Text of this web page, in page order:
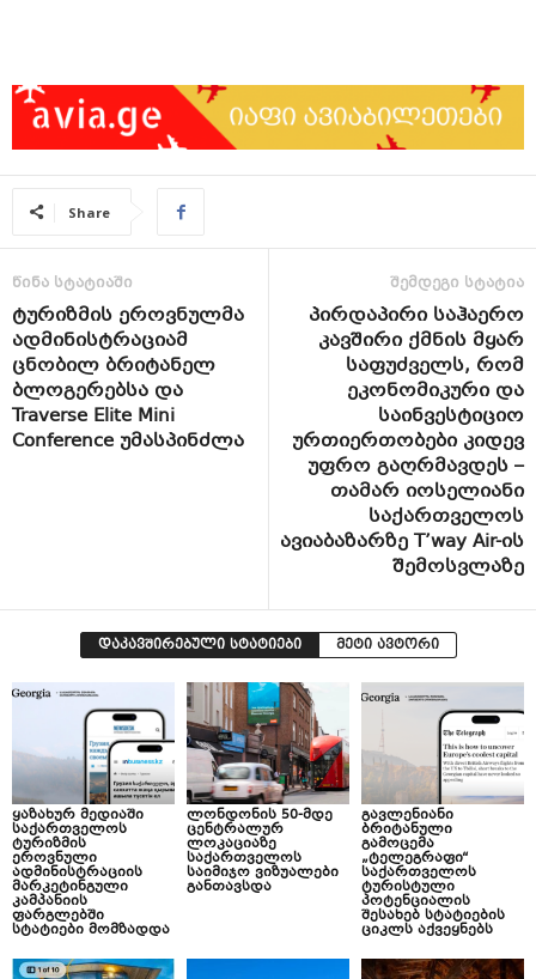
Share
წინა სტატიაში
ტურიზმის ეროვნულმა
ადმინისტრაციამ
ცნობილ ბრიტანელ
ბლოგერებსა და
Traverse Elite Mini
Conference უმასპინძლა
შემდეგი სტატია
პირდაპირი საჰაერო
კავშირი ქმნის მყარ
საფუძველს, რომ
ეკონომიკური და
საინვესტიციო
ურთიერთობები კიდევ
უფრო გაღრმავდეს –
თამარ იოსელიანი
საქართველოს
ავიაბაზარზე T’way Air-ის
შემოსვლაზე
დაკავშირებული სტატიები მეტი ავტორი
ყაზახურ მედიაში
საქართველოს
ტურიზმის
ეროვნული
ადმინისტრაციის
მარკეტინგული
კამპანიის
ფარგლებში
სტატიები მომზადდა
ლონდონის 50-მდე
ცენტრალურ
ლოკაციაზე
საქართველოს
საიმიჯო ვიზუალები
განთავსდა
გავლენიანი
ბრიტანული
გამოცემა
„ტელეგრაფი“
საქართველოს
ტურისტული
პოტენციალის
შესახებ სტატიების
ციკლს აქვეყნებს